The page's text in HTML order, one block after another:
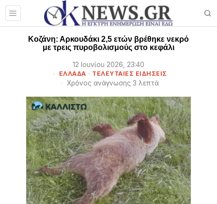
Κοζάνη: Αρκουδάκι 2,5 ετών βρέθηκε νεκρό
με τρεις πυροβολισμούς στο κεφάλι
12 Ιουνίου 2026, 23:40
ΕΛΛΑΔΑ · ΤΕΛΕΥΤΑΙΕΣ ΕΙΔΗΣΕΙΣ
Χρόνος ανάγνωσης 3 λεπτά